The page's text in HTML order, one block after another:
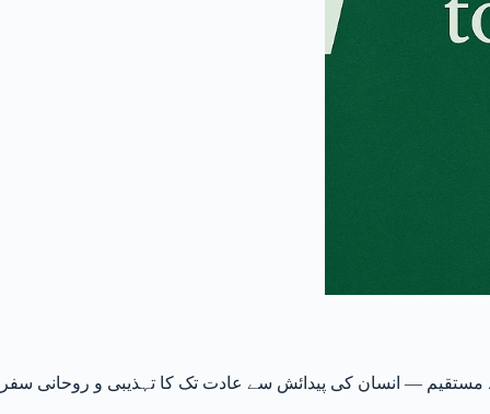
— انسان کی پیدائش سے عادت تک کا تہذیبی و روحانی سفر